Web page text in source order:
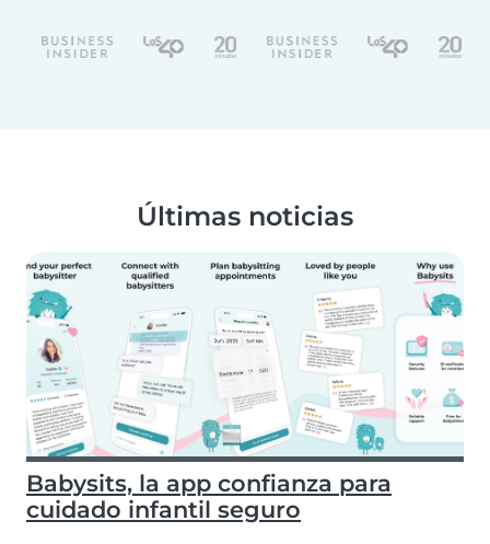
Últimas noticias
Babysits, la app confianza para
cuidado infantil seguro